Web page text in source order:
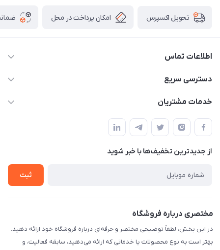
تحویل اکسپرس امکان پرداخت در محل
اطلاعات تماس
۰۲۱۰۰۰۰۰۰۰۰
دسترسی سریع
حساب کاربری
لیست محصولات
درباره ما
خدمات مشتریان
قوانین و مقررات
حریم خصوصی
راهنما
از جدید‌ترین تخفیف‌ها با‌ خبر شوید
ثبت
مختصری درباره فروشگاه
در این بخش، لطفاً توضیحی مختصر و حرفه‌ای درباره فروشگاه خود ارائه دهید.
بهتر است به نوع محصولات یا خدماتی که ارائه می‌دهید، سابقه فعالیت، و